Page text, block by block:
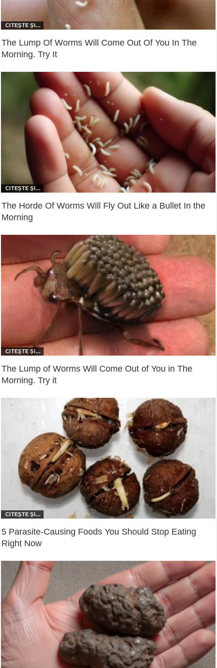
The Lump Of Worms Will Come Out Of You In The
Morning. Try It
The Horde Of Worms Will Fly Out Like a Bullet In the
Morning
The Lump of Worms Will Come Out of You in The
Morning. Try it
5 Parasite-Causing Foods You Should Stop Eating
Right Now